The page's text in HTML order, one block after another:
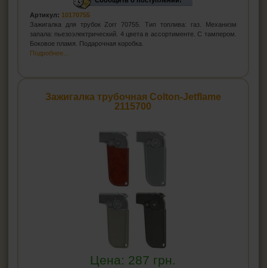
Артикул: 10170755
Зажигалка для трубок Zorr 70755. Тип топлива: газ. Механизм
запала: пьезоэлектрический. 4 цвета в ассортименте. С тампером.
Боковое пламя. Подарочная коробка.
Подробнее...
Зажигалка трубочная Colton-Jetflame
2115700
Цена: 287 грн.